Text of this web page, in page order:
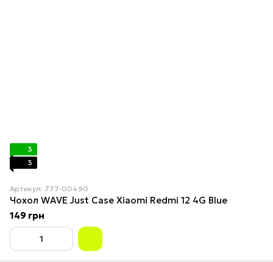
3
3
Артикул: 777-00490
Чохол WAVE Just Case Xiaomi Redmi 12 4G Blue
149 грн